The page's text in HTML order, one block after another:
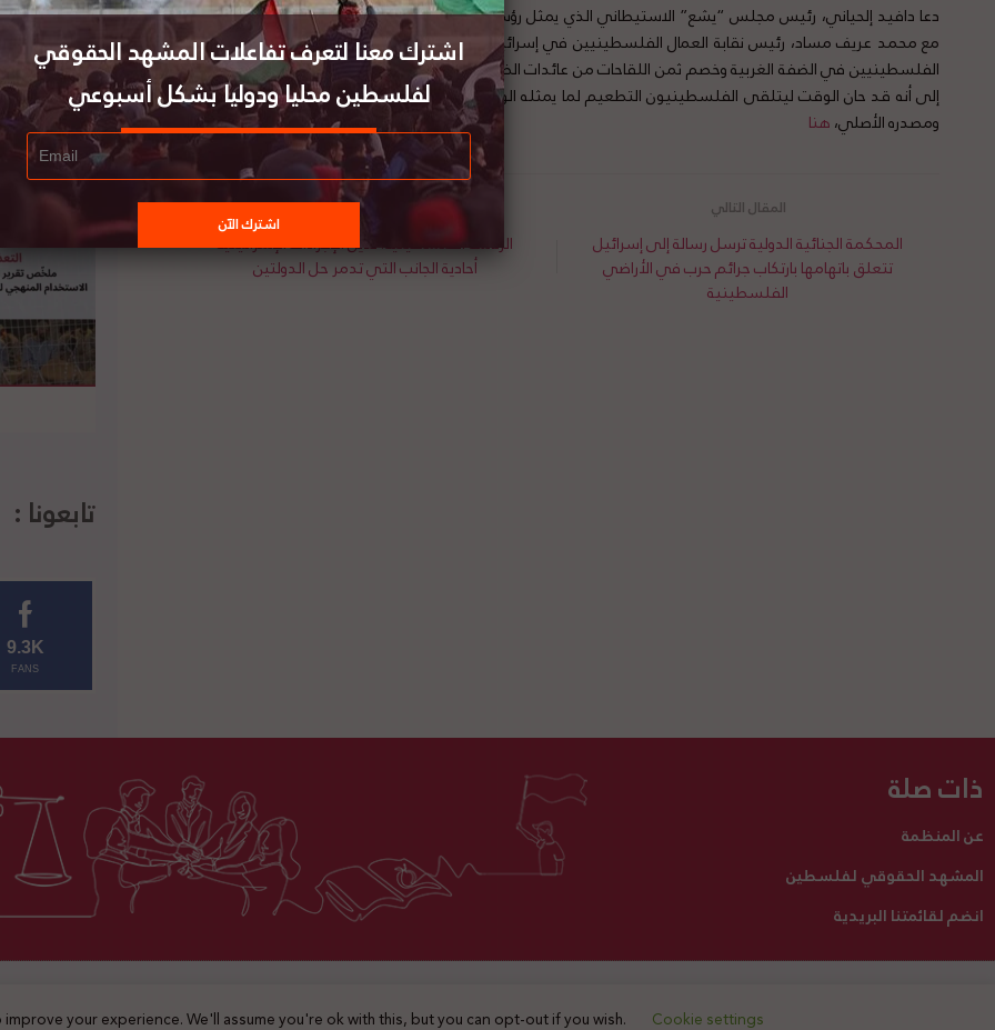
دعا دافيد إلحياني، رئيس مجلس “يشع” الاستيطاني الذي يمثل رؤساء السلطات المحلية في المستوطنات، خلال لقائه
مع محمد عريف مساد، رئيس نقابة العمال الفلسطينيين في إسرائيل والمستوطنات، الحكومة الإسرائيلية إلى تطعيم
الفلسطينيين في الضفة الغربية وخصم ثمن اللقاحات من عائدات الضرائب التي تحولها اسرائيل إلى سلطة رام الله مشيراً
إلى أنه قد حان الوقت ليتلقى الفلسطينيون التطعيم لما يمثله الوباء من خطر على الشعوب المتجاورة. لتفاصيل الخبر
ومصدره الأصلي،هنا
الرئاسة الفلسطينية: ندين الإجراءات الإسرائيلية
أحادية الجانب التي تدمر حل الدولتين
المحكمة الجنائية الدولية ترسل رسالة إلى إسرائيل
تتعلق باتهامها بارتكاب جرائم حرب في الأراضي
الفلسطينية
تابعونا :
9.3K
FANS
ذات صلة
عن المنظمة
المشهد الحقوقي لفلسطين
انضم لقائمتنا البريدية
اتصل بنا تبرع لنا 2025 © جميع الحقوق محفوظة
your experience. We'll assume you're ok with this, but you can opt-out if you wish. Cookie settings
اشترك معنا لتعرف تفاعلات المشهد الحقوقي
لفلسطين محليا ودوليا بشكل أسبوعي